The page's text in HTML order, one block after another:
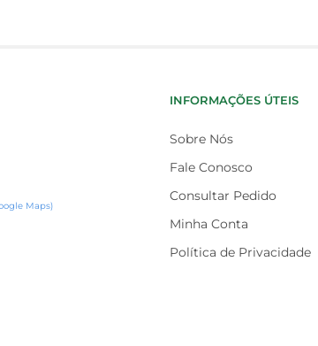
Maps)
INFORMAÇÕES ÚTEIS
Sobre Nós
Fale Conosco
Consultar Pedido
Minha Conta
Política de Privacidade